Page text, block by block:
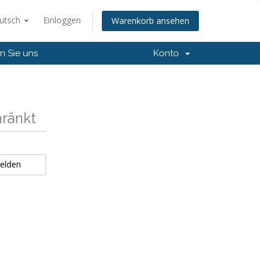
Einloggen Warenkorb ansehen
Sie uns Konto